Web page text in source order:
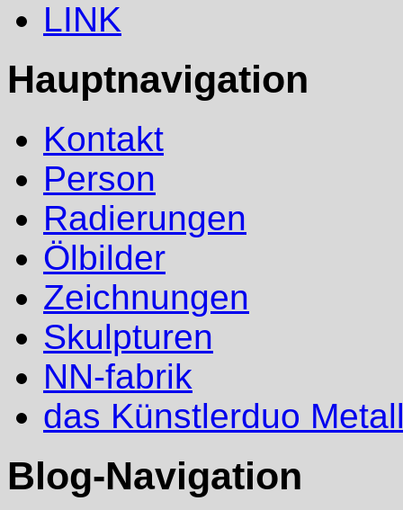
Hauptnavigation
Kontakt
Person
Radierungen
Ölbilder
Zeichnungen
Skulpturen
NN-fabrik
das Künstlerduo
Blog-Navigation